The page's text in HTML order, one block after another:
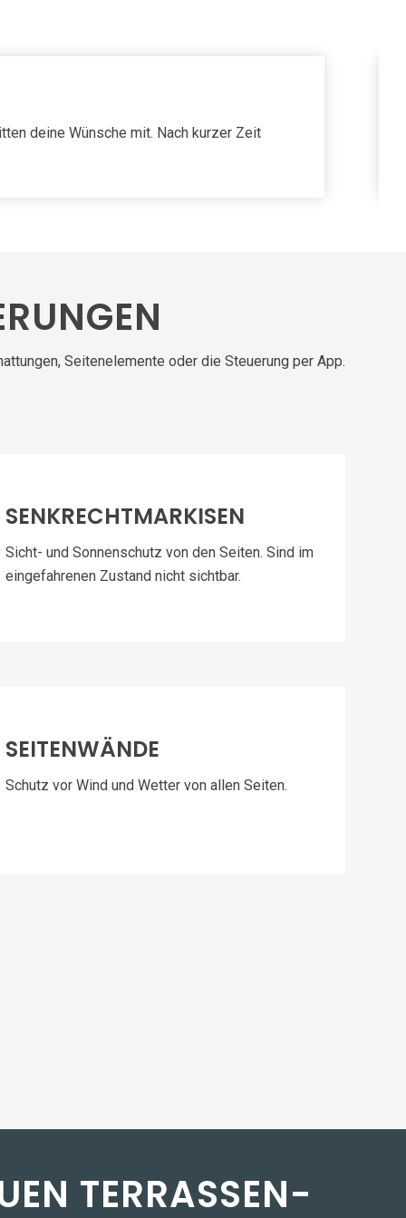
deine Wünsche mit. Nach kurzer Zeit
Seitenelemente oder die Steuerung per App.
SENKRECHTMARKISEN
Sicht- und Sonnenschutz von den Seiten. Sind im
eingefahrenen Zustand nicht sichtbar.
SEITENWÄNDE
Schutz vor Wind und Wetter von allen Seiten.
TERRASSEN­